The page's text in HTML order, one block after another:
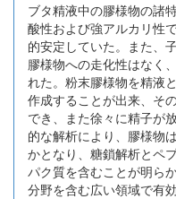
ブタ精液中の膠様物の諸
酸性および強アルカリ性
的安定していた。また、
膠様物への走化性はなく
れた。粉末膠様物を精液
作成することが出来、そ
でき、また徐々に精子が
的な解析により、膠様物
かとなり、糖鎖解析とペ
パク質を含むことが明ら
分野を含む広い領域で有